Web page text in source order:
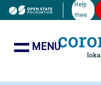
Help
mee
MENU